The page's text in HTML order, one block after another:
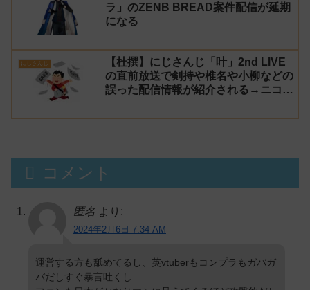
ラ」のZENB BREAD案件配信が延期
になる
にじさんじ
【杜撰】にじさんじ「叶」2nd LIVE
の直前放送で剣持や椎名や小柳などの
誤った配信情報が紹介される→ニコニ
【生成AI?】
コメント
匿名 より:
2024年2月6日 7:34 AM
運営する方も舐めてるし、英vtuberもコンプラもガバガ
バだしすぐ暴言吐くし